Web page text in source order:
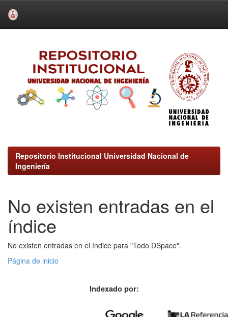
Repositorio Institucional Universidad Nacional de
Ingeniería
No existen entradas en el
índice
No existen entradas en el índice para "Todo DSpace".
Página de inicio
Indexado por: